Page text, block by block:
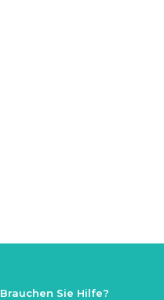
Brauchen Sie Hilfe?